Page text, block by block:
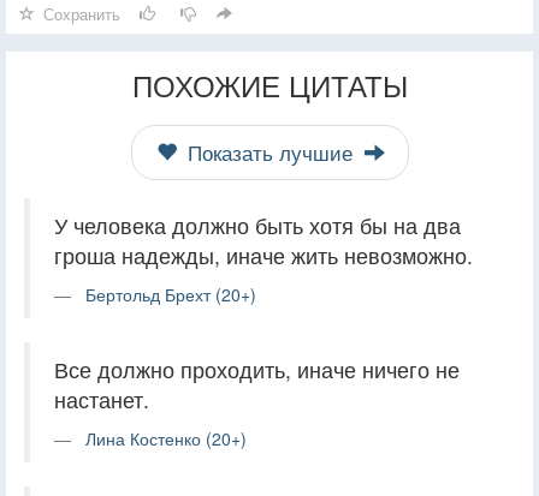
Сохранить
ПОХОЖИЕ ЦИТАТЫ
Показать лучшие
У человека должно быть хотя бы на два
гроша надежды, иначе жить невозможно.
Бертольд Брехт (20+)
Все должно проходить, иначе ничего не
настанет.
Лина Костенко (20+)